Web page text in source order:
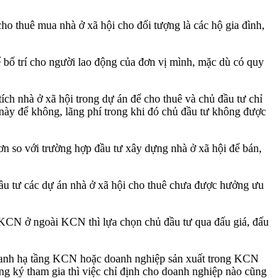
thuê mua nhà ở xã hội cho đối tượng là các hộ gia đình,
trí cho người lao động của đơn vị mình, mặc dù có quy
nhà ở xã hội trong dự án để cho thuê và chủ đầu tư chỉ
để không, lãng phí trong khi đó chủ đầu tư không được
so với trường hợp đầu tư xây dựng nhà ở xã hội để bán,
tư các dự án nhà ở xã hội cho thuê chưa được hưởng ưu
ở ngoài KCN thì lựa chọn chủ đầu tư qua đấu giá, đấu
hạ tầng KCN hoặc doanh nghiệp sản xuất trong KCN
ký tham gia thì việc chỉ định cho doanh nghiệp nào cũng